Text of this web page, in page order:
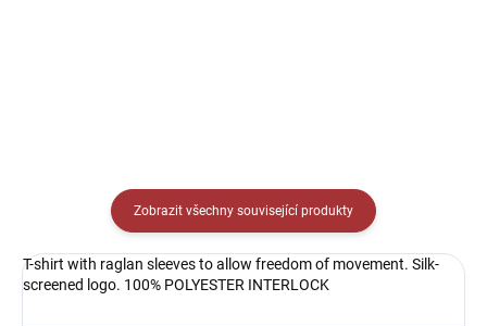
Zobrazit všechny související produkty
T-shirt with raglan sleeves to allow freedom of movement. Silk-
screened logo. 100% POLYESTER INTERLOCK